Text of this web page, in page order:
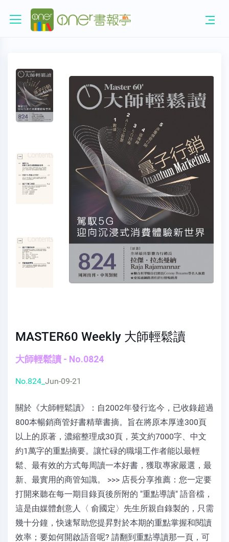
MASTER60 Weekly 大師輕鬆讀
大師輕鬆讀 - No.0824
No.824_ Jun-09-21
關於《大師輕鬆讀》：自2002年發行迄今，已收錄超過
800本暢銷商管好書精華書摘。旨在將原本厚達300頁
以上的原著，濃縮整理成30頁，英文約7000字、中文
約1萬字的重點摘要。讓忙碌的職場工作者能以最輕
鬆、最有效的方式每周讀一本好書，獲取專家嚴選，最
新、最實用的商管知識。 >>> 店長分享推薦：您一定要
打開來聽在每一期目錄頁後所附的 "重點導讀" 語音檔，
這是由媒體創意人〈 俞國定〉先生所親自錄製的，只需
幾十分鐘，快速幫助您提昇對於本期的重點掌握和閱讀
效率；要如何開啟語音呢? 請翻到重點導讀那一頁，可